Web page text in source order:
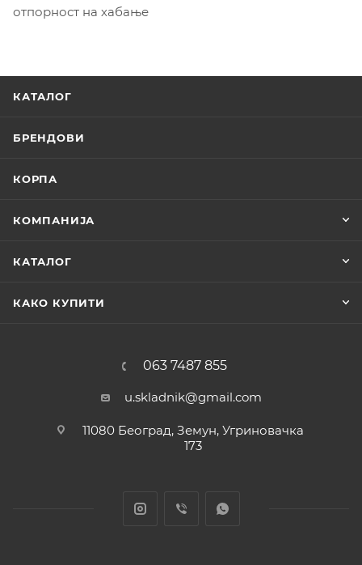
отпорност на хабање
КАТАЛОГ
БРЕНДОВИ
КОРПА
КОМПАНИЈА
КАТАЛОГ
КАКО КУПИТИ
063 7487 855
u.skladnik@gmail.com
11080 Београд, Земун, Угриновачка
173